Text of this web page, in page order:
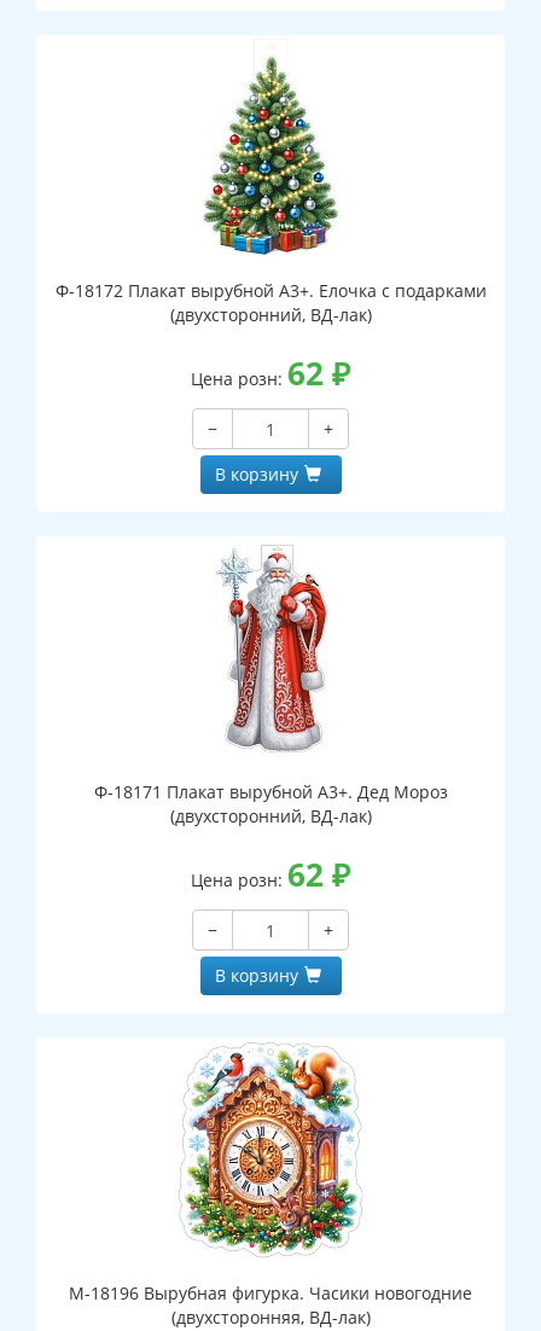
Ф-18172 Плакат вырубной А3+. Елочка с подарками
(двухсторонний, ВД-лак)
Цена розн: 62 ₽
−
+
В корзину
Ф-18171 Плакат вырубной А3+. Дед Мороз
(двухсторонний, ВД-лак)
Цена розн: 62 ₽
−
+
В корзину
М-18196 Вырубная фигурка. Часики новогодние
(двухсторонняя, ВД-лак)